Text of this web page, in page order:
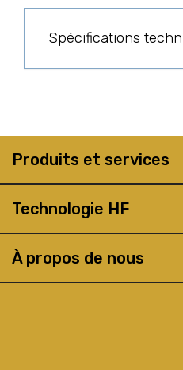
Spécifications
Produits et services
Technologie HF
À propos de nous